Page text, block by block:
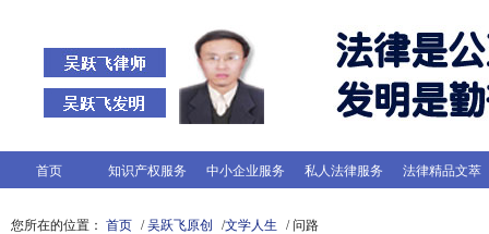
首页 知识产权服务 中小企业服务 私人法律服务 法律精品文萃
您所在的位置： 首页 /吴跃飞原创 /文学人生 / 问路